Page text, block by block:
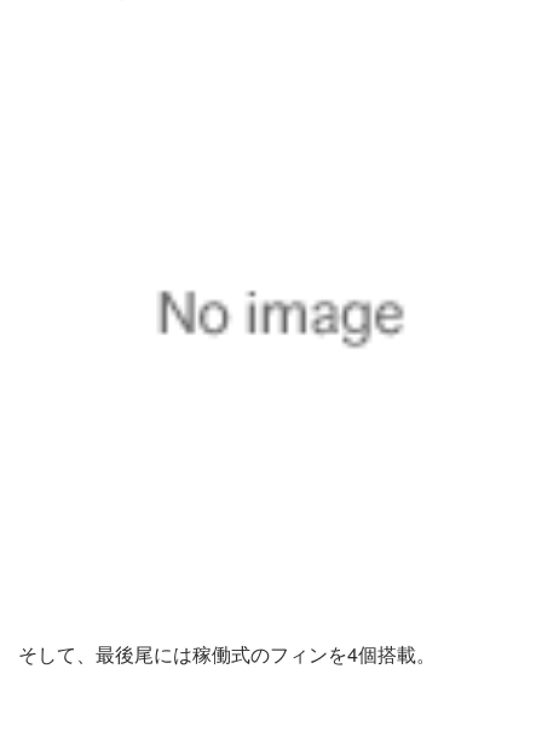
そして、最後尾には稼働式のフィンを4個搭載。